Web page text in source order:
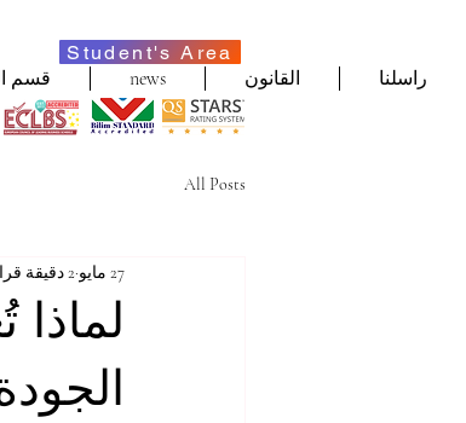
Student's Area
قسم news القانون راسلنا
All Posts
27 مايو 2 دقيقة قراءة